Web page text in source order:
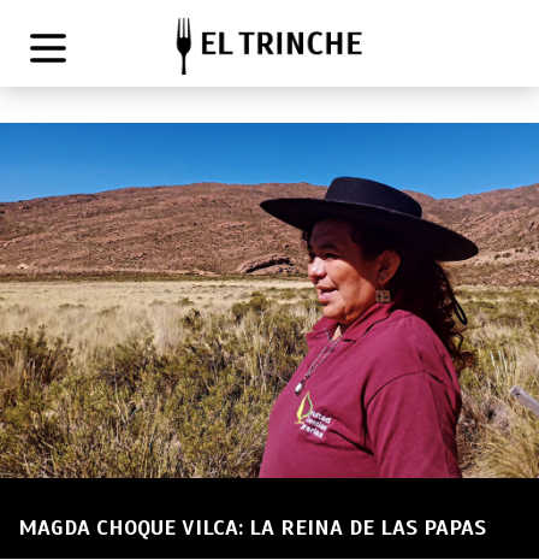
MAGDA CHOQUE VILCA: LA REINA DE LAS PAPAS